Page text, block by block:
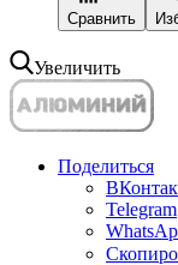
Сравнить
Увеличить
Поделиться
Telegram